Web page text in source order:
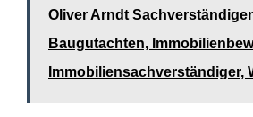
Oliver Arndt
Baugutachten,
Immobiliensachverständiger,